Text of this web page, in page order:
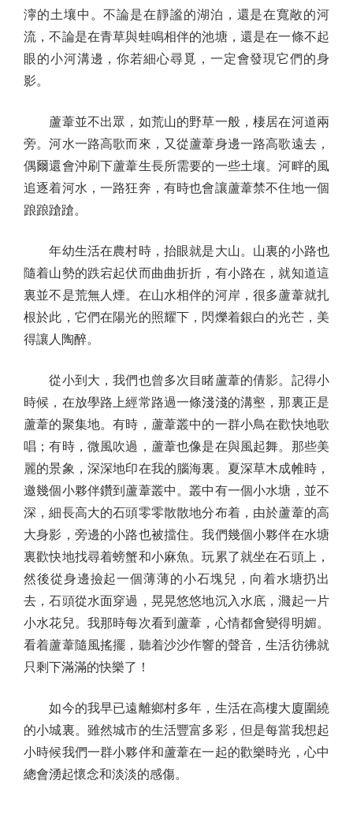
濘的土壤中。不論是在靜謐的湖泊，還是在寬敞的河
流，不論是在青草與蛙鳴相伴的池塘，還是在一條不起
眼的小河溝邊，你若細心尋覓，一定會發現它們的身
影。
蘆葦並不出眾，如荒山的野草一般，棲居在河道兩
旁。河水一路高歌而來，又從蘆葦身邊一路高歌遠去，
偶爾還會沖刷下蘆葦生長所需要的一些土壤。河畔的風
追逐着河水，一路狂奔，有時也會讓蘆葦禁不住地一個
踉踉蹌蹌。
年幼生活在農村時，抬眼就是大山。山裏的小路也
隨着山勢的跌宕起伏而曲曲折折，有小路在，就知道這
裏並不是荒無人煙。在山水相伴的河岸，很多蘆葦就扎
根於此，它們在陽光的照耀下，閃爍着銀白的光芒，美
得讓人陶醉。
從小到大，我們也曾多次目睹蘆葦的倩影。記得小
時候，在放學路上經常路過一條淺淺的溝壑，那裏正是
蘆葦的聚集地。有時，蘆葦叢中的一群小鳥在歡快地歌
唱；有時，微風吹過，蘆葦也像是在與風起舞。那些美
麗的景象，深深地印在我的腦海裏。夏深草木成帷時，
邀幾個小夥伴鑽到蘆葦叢中。叢中有一個小水塘，並不
深，細長高大的石頭零零散散地分布着，由於蘆葦的高
大身影，旁邊的小路也被擋住。我們幾個小夥伴在水塘
裏歡快地找尋着螃蟹和小麻魚。玩累了就坐在石頭上，
然後從身邊撿起一個薄薄的小石塊兒，向着水塘扔出
去，石頭從水面穿過，晃晃悠悠地沉入水底，濺起一片
小水花兒。我那時每次看到蘆葦，心情都會變得明媚。
看着蘆葦隨風搖擺，聽着沙沙作響的聲音，生活彷彿就
只剩下滿滿的快樂了！
如今的我早已遠離鄉村多年，生活在高樓大廈圍繞
的小城裏。雖然城市的生活豐富多彩，但是每當我想起
小時候我們一群小夥伴和蘆葦在一起的歡樂時光，心中
總會湧起懷念和淡淡的感傷。